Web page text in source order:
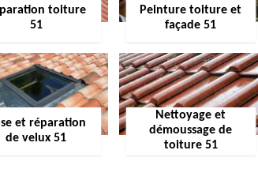
toiture
51
Peinture toiture et
façade 51
et réparation
de velux 51
Nettoyage et
démoussage de
toiture 51